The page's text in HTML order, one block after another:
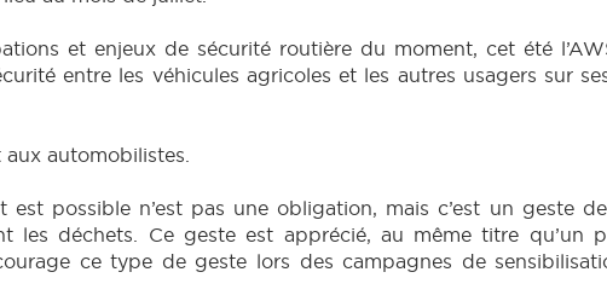
et enjeux de sécurité routière du moment, cet été
entre les véhicules agricoles et les autres usagers sur
automobilistes.
possible n’est pas une obligation, mais c’est un geste
les déchets. Ce geste est apprécié, au même titre qu’un
ce type de geste lors des campagnes de